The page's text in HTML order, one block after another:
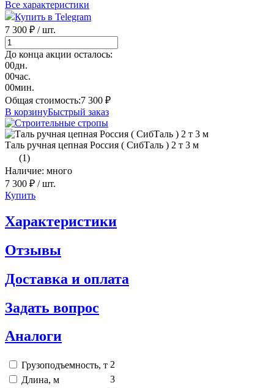
Все характеристики
Купить в Telegram
7 300 ₽ / шт.
До конца акции осталось:
00дн.
00час.
00мин.
Общая стоимость:7 300 ₽
В корзинуБыстрый заказ
Таль ручная цепная Россия ( СибТаль ) 2 т 3 м
(1)
Наличие: много
7 300 ₽ / шт.
Купить
Характеристики
Отзывы
Доставка и оплата
Задать вопрос
Аналоги
Грузоподъемность, т 2
Длина, м
3